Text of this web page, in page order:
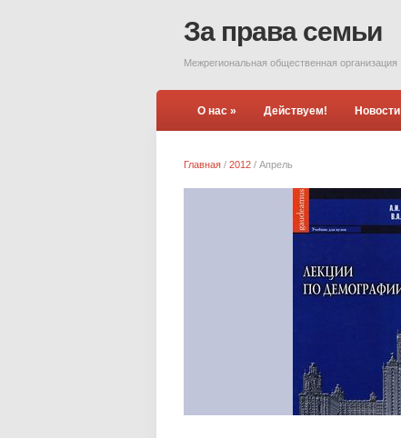
За права семьи
Межрегиональная общественная организация
О нас » Действуем! Новости
Главная / 2012 / Апрель